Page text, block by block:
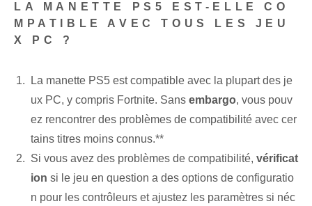
LA MANETTE PS5 EST-ELLE CO
MPATIBLE AVEC TOUS LES JEU
X PC ?
La manette PS5 est compatible avec la plupart des je
ux PC, y compris Fortnite. Sans embargo, vous pouv
ez rencontrer des problèmes de compatibilité avec cer
tains titres moins connus.**
Si vous avez des problèmes de compatibilité, vérificat
ion ‌ si le⁤ jeu en question a‍ des options de configuratio
n ‌pour⁢ les contrôleurs et ajustez les paramètres⁣ si néc